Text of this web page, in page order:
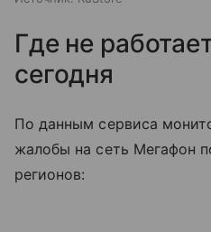
Где не
сегодня
По данным сервиса
жалобы на сеть Мегафон
регионов: